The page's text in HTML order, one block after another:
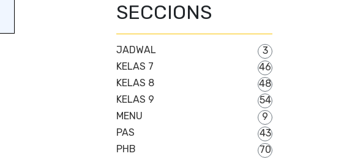
SECCIONS
JADWAL
3
KELAS 7
46
KELAS 8
48
KELAS 9
54
MENU
9
PAS
43
PHB
70